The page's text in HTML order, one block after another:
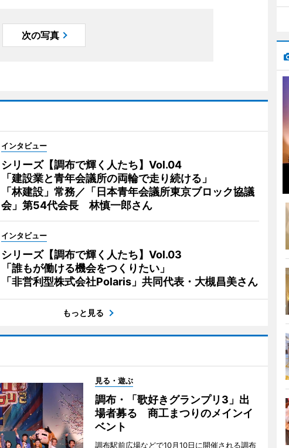
次の写真
インタビュー
シリーズ【調布で輝く人たち】Vol.04
「建設業と青年会議所の両輪で走り続ける」
「林建設」常務／「日本青年会議所東京ブロック協議
会」第54代会長 林慎一郎さん
インタビュー
シリーズ【調布で輝く人たち】Vol.03
「誰もが働ける機会をつくりたい」
「非営利型株式会社Polaris」共同代表・大槻昌美さん
もっと見る
見る・遊ぶ
調布・「歌好きグランプリ3」出
場者募る 商工まつりのメインイ
ベント
調布駅前広場などで10月10日に開催される調布